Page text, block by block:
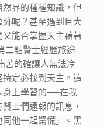
界的種種知識，但
呢？甚至遇到巨大
能否掌握天主藉著
二點賢士經歷旅途
苦的確讓人無法冷
定必找到天主。這
身上學習的──在我
士們通報的訊息，
他一起驚慌」。黑